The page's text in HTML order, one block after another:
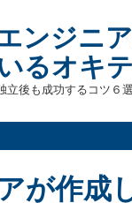
ンジニ
るオキ
立後も成功するコツ６選
が作成